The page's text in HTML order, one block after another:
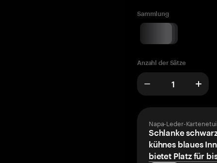
Sammlung
Anzahl der Sätze
Napa-Leder-
Schlanke
kühnes blaues
bietet Platz für